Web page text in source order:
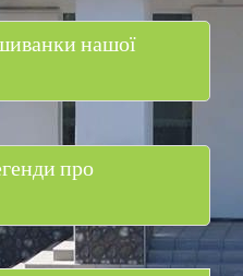
нашої
про